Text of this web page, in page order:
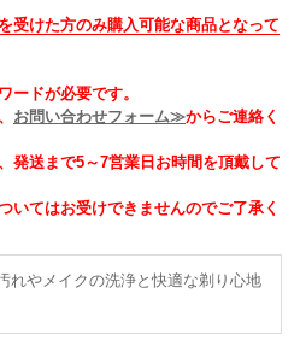
受けた方のみ購入可能な商品となって
ードが必要です。
お問い合わせフォーム≫からご連絡く
発送まで5～7営業日お時間を頂戴して
いてはお受けできませんのでご了承く
れやメイクの洗浄と快適な剃り心地